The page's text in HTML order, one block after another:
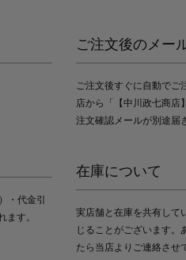
・代金引
す。
ご注文後のメー
ご注文後すぐに自動でご
店から「【中川政七商店
注文確認メールが別途届
在庫について
実店舗と在庫を共有して
じることがございます。
たら当店よりご連絡させ